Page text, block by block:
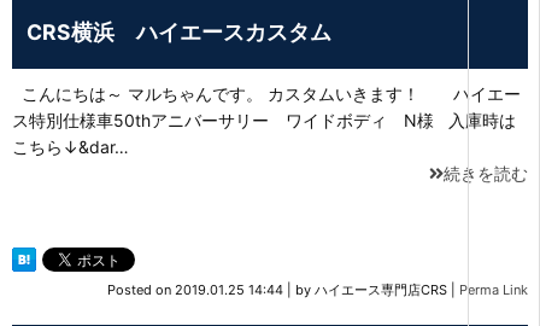
CRS横浜 ハイエースカスタム
こんにちは～ マルちゃんです。 カスタムいきます！ ハイエー
ス特別仕様車50thアニバーサリー ワイドボディ N様 入庫時は
こちら↓&dar…
続きを読む
Posted on 2019.01.25 14:44 by ハイエース専門店CRS Perma Link